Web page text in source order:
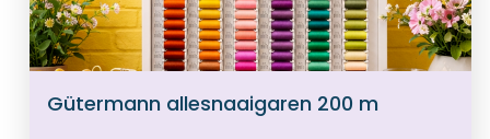
Gütermann allesnaaigaren 200 m